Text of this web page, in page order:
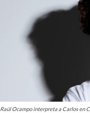
Raúl Ocampo interpreta a Carlos en